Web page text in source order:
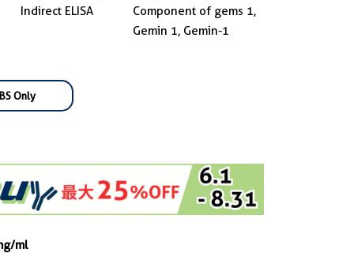
Indirect ELISA
Component of gems 1,
Gemin 1, Gemin-1
Only
ml